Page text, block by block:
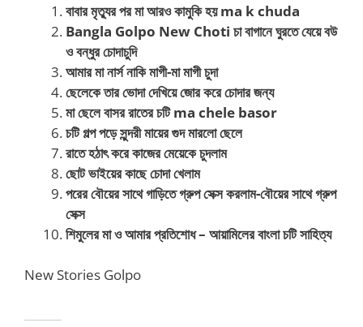
বাবার মৃত্যুর পর মা আরও কামুকি হয় ma k chuda
Bangla Golpo New Choti চা বাগানে ঘুরতে যেয়ে বউ
ও বন্ধুর চোদাচুদি
আমার মা নার্স নাকি মাগী-মা মাগী চুদা
ছেলেকে তার ভোদা দেখিয়ে জোর করে চোদার জন্য
মা ছেলে বাসর রাতের চটি ma chele basor
চটি গল্প পড়ে সুন্দরী মায়ের গুদ মারলো ছেলে
রাতে হঠাৎ করে কাজের মেয়েকে চুদলাম
ছোট ভাইয়ের কাছে চোদা খেলাম
পরের বৌয়ের সাথে গাড়িতে গ্রুপ সেক্স করলাম-বৌয়ের সাথে গ্রুপ
সেক্স
শিমুলের মা ও আমার প্রতিশোধ – আয়ামিলের বাংলা চটি সাহিত্য
New Stories Golpo